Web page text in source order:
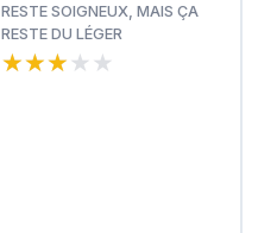
RESTE SOIGNEUX, MAIS ÇA
RESTE DU LÉGER
★★★★★
★★★★★